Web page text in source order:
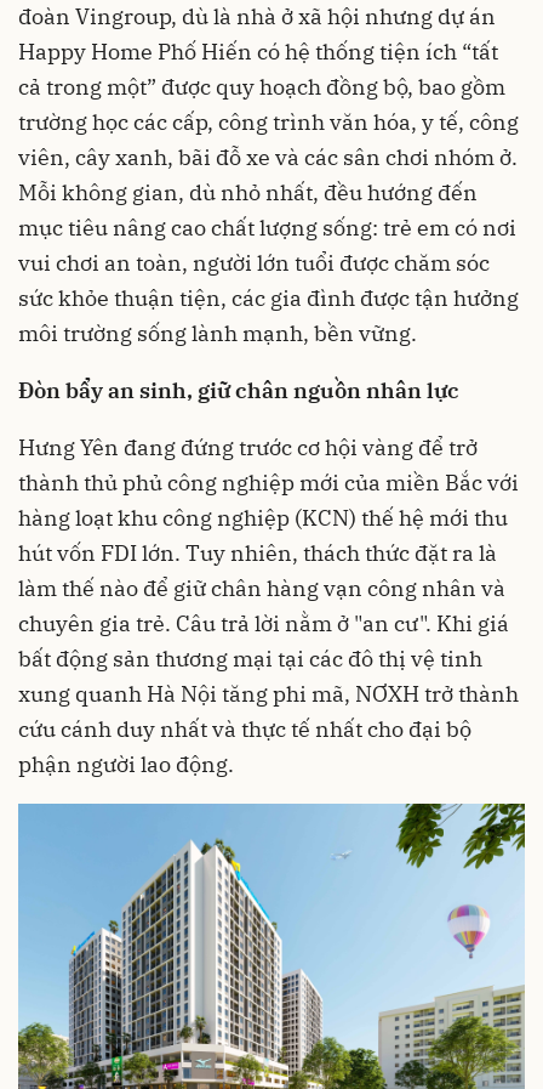
đoàn Vingroup, dù là nhà ở xã hội nhưng dự án
Happy Home Phố Hiến có hệ thống tiện ích “tất
cả trong một” được quy hoạch đồng bộ, bao gồm
trường học các cấp, công trình văn hóa, y tế, công
viên, cây xanh, bãi đỗ xe và các sân chơi nhóm ở.
Mỗi không gian, dù nhỏ nhất, đều hướng đến
mục tiêu nâng cao chất lượng sống: trẻ em có nơi
vui chơi an toàn, người lớn tuổi được chăm sóc
sức khỏe thuận tiện, các gia đình được tận hưởng
môi trường sống lành mạnh, bền vững.
Đòn bẩy an sinh, giữ chân nguồn nhân lực
Hưng Yên đang đứng trước cơ hội vàng để trở
thành thủ phủ công nghiệp mới của miền Bắc với
hàng loạt khu công nghiệp (KCN) thế hệ mới thu
hút vốn FDI lớn. Tuy nhiên, thách thức đặt ra là
làm thế nào để giữ chân hàng vạn công nhân và
chuyên gia trẻ. Câu trả lời nằm ở "an cư". Khi giá
bất động sản thương mại tại các đô thị vệ tinh
xung quanh Hà Nội tăng phi mã, NƠXH trở thành
cứu cánh duy nhất và thực tế nhất cho đại bộ
phận người lao động.